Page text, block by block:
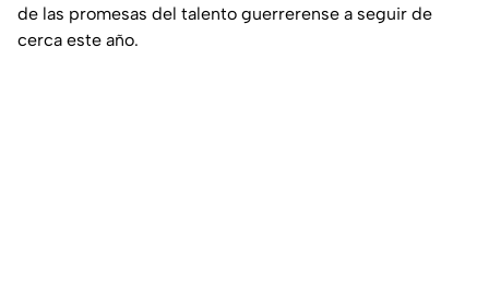
de las promesas del talento guerrerense a seguir de
cerca este año.